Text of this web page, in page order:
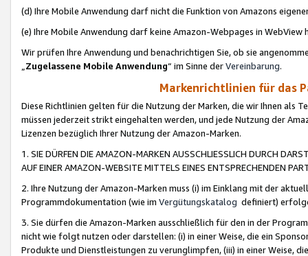
(d) Ihre Mobile Anwendung darf nicht die Funktion von Amazons
(e) Ihre Mobile Anwendung darf keine Amazon-Webpages in WebView
Wir prüfen Ihre Anwendung und benachrichtigen Sie, ob sie
„Zugelassene Mobile Anwendung“ im Sinne derVereinbarung.
Markenrichtlinien für das
Diese Richtlinien gelten für die Nutzung der Marken, die wir Ihnen als
müssen jederzeit strikt eingehalten werden, und jede Nutzung der
Lizenzen bezüglich Ihrer Nutzung der Amazon-Marken.
1. SIE DÜRFEN DIE AMAZON-MARKEN AUSSCHLIESSLICH DURCH
AUF EINER AMAZON-WEBSITE MITTELS EINES ENTSPRECHENDEN
2. Ihre Nutzung der Amazon-Marken muss (i) im Einklang mit der
Programmdokumentation (wie im Vergütungskatalog definiert)
3. Sie dürfen die Amazon-Marken ausschließlich für den in der
nicht wie folgt nutzen oder darstellen: (i) in einer Weise, die ein
Produkte und Dienstleistungen zu verunglimpfen, (iii) in einer Weise,